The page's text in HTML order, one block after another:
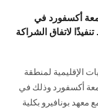
أكسفورد في
لاتفاق الشراكة
الإقليمية لمنطقة
أكسفورد وذلك في
معهد بونافيرو بكلية